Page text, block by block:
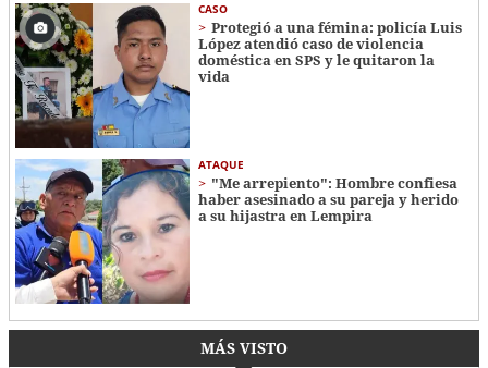
CASO
Protegió a una fémina: policía Luis
López atendió caso de violencia
doméstica en SPS y le quitaron la
vida
ATAQUE
"Me arrepiento": Hombre confiesa
haber asesinado a su pareja y herido
a su hijastra en Lempira
MÁS VISTO